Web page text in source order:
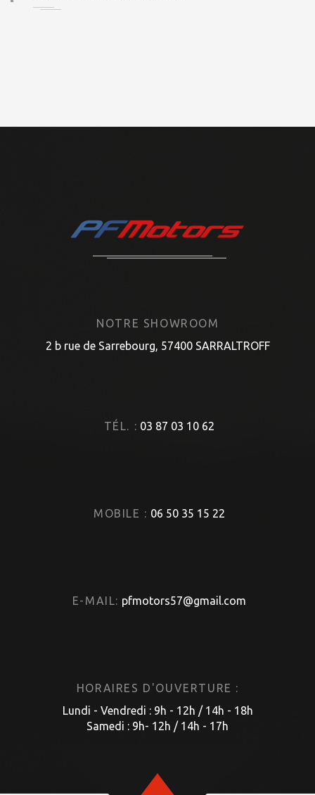
NOTRE SHOWROOM
2 b rue de Sarrebourg, 57400 SARRALTROFF
TÉL. : 03 87 03 10 62
MOBILE : 06 50 35 15 22
E-MAIL: pfmotors57@gmail.com
HORAIRES D'OUVERTURE :
Lundi - Vendredi : 9h - 12h / 14h - 18h
Samedi : 9h- 12h / 14h - 17h